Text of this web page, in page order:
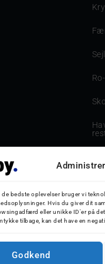
de bedste oplevelser bruger vi
Hvis du giver dit
eller unikke ID'er på
tilbage, kan det have en
Godkend